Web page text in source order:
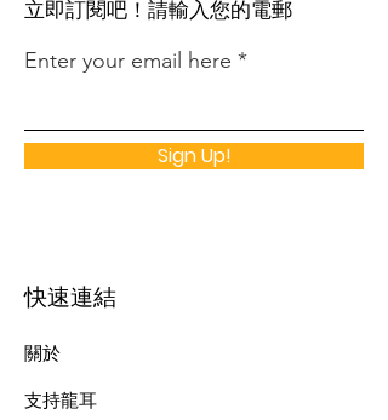
​立即訂閱吧！請輸入您的電郵
Enter your email here
Sign Up!
快速連結
關於
支持龍耳